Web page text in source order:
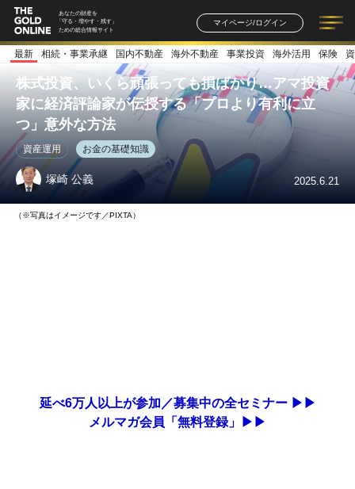
あなたの財産を
「守る・増やす・残す」
ための総合情報サイト
マイページ/ログイン
記事一覧 連載一覧
著者一覧 書籍一覧
最新 相続・事業承継 国内不動産 海外不動産 事業投資 海外活用 保険
株式投資、いくら頑張っても損ばかり…アマ投資
家に経済評論家が伝授する「プロより有利に立
つ」意外な方法
資産運用 お金の基礎知識
塚崎 公義 2025.6.21
（※写真はイメージです／PIXTA）
延べ6万人以上が参加／募集中の全セミナー ▶▶
メルマガ会員「無料登録」▶▶